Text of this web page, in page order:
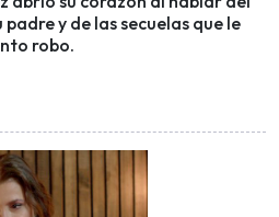
y de las secuelas que le
robo.